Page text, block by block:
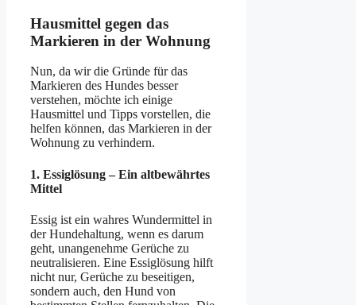
Hausmittel gegen das
Markieren in der Wohnung
Nun, da wir die Gründe für das
Markieren des Hundes besser
verstehen, möchte ich einige
Hausmittel und Tipps vorstellen, die
helfen können, das Markieren in der
Wohnung zu verhindern.
1. Essiglösung – Ein altbewährtes
Mittel
Essig ist ein wahres Wundermittel in
der Hundehaltung, wenn es darum
geht, unangenehme Gerüche zu
neutralisieren. Eine Essiglösung hilft
nicht nur, Gerüche zu beseitigen,
sondern auch, den Hund von